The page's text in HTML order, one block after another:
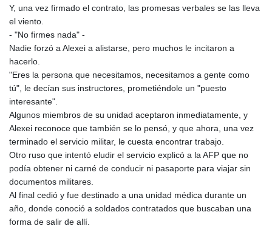
NGN 1574.207318
NPR 175.557514
OMR 0.444544
PAB 1.153056
PGK 5.095641
PHP 70.241488
PKR 320.115879
PLN 4.303664
PYG 6856.089901
RON 5.236955
RSD 117.384082
Y, una vez firmado el contrato, las promesas verbales se las lleva
el viento.
- "No firmes nada" -
Nadie forzó a Alexei a alistarse, pero muchos le incitaron a
hacerlo.
"Eres la persona que necesitamos, necesitamos a gente como
tú", le decían sus instructores, prometiéndole un "puesto
interesante".
Algunos miembros de su unidad aceptaron inmediatamente, y
Alexei reconoce que también se lo pensó, y que ahora, una vez
terminado el servicio militar, le cuesta encontrar trabajo.
Otro ruso que intentó eludir el servicio explicó a la AFP que no
podía obtener ni carné de conducir ni pasaporte para viajar sin
documentos militares.
Al final cedió y fue destinado a una unidad médica durante un
año, donde conoció a soldados contratados que buscaban una
forma de salir de allí.